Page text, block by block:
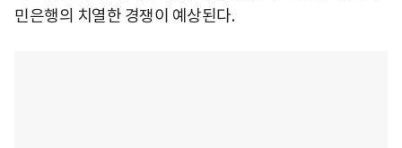
민은행의 치열한 경쟁이 예상된다.